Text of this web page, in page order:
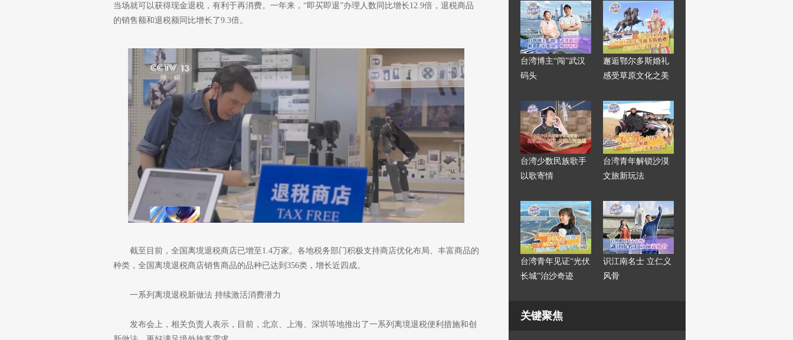
当场就可以获得现金退税，有利于再消费。一年来，“即买即退”办理人数同比增长12.9倍，退税商品
的销售额和退税额同比增长了9.3倍。
截至目前，全国离境退税商店已增至1.4万家。各地税务部门积极支持商店优化布局、丰富商品的
种类，全国离境退税商店销售商品的品种已达到356类，增长近四成。
一系列离境退税新做法 持续激活消费潜力
发布会上，相关负责人表示，目前，北京、上海、深圳等地推出了一系列离境退税便利措施和创
台湾博主“闯”武汉
码头
邂逅鄂尔多斯婚礼
感受草原文化之美
台湾少数民族歌手
以歌寄情
台湾青年解锁沙漠
文旅新玩法
台湾青年见证“光伏
长城”治沙奇迹
识江南名士 立仁义
风骨
关键聚焦